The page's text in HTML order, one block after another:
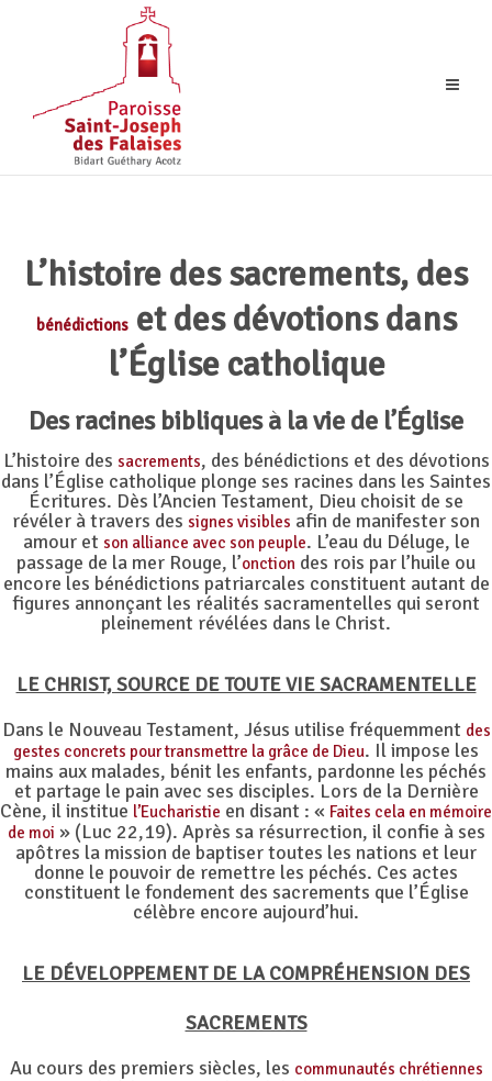
L’histoire des sacrements, des
bénédictionset des dévotions dans
l’Église catholique
Des racines bibliques à la vie de l’Église
L’histoire des sacrements, des bénédictions et des dévotions
dans l’Église catholique plonge ses racines dans les Saintes
Écritures. Dès l’Ancien Testament, Dieu choisit de se
révéler à travers des signes visibles afin de manifester son
amour et son alliance avec son peuple. L’eau du Déluge, le
passage de la mer Rouge, l’onction des rois par l’huile ou
encore les bénédictions patriarcales constituent autant de
figures annonçant les réalités sacramentelles qui seront
pleinement révélées dans le Christ.
LE CHRIST, SOURCE DE TOUTE VIE SACRAMENTELLE
Dans le Nouveau Testament, Jésus utilise fréquemment des
gestes concrets pour transmettre la grâce de Dieu. Il impose les
mains aux malades, bénit les enfants, pardonne les péchés
et partage le pain avec ses disciples. Lors de la Dernière
Cène, il institue l’Eucharistie en disant : « Faites cela en mémoire
de moi » (Luc 22,19). Après sa résurrection, il confie à ses
apôtres la mission de baptiser toutes les nations et leur
donne le pouvoir de remettre les péchés. Ces actes
constituent le fondement des sacrements que l’Église
célèbre encore aujourd’hui.
LE DÉVELOPPEMENT DE LA COMPRÉHENSION DES
SACREMENTS
Au cours des premiers siècles, les communautés chrétiennes